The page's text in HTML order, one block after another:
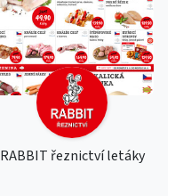
RABBIT řeznictví letáky